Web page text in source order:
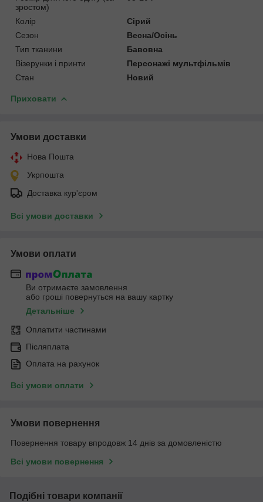
зростом)
Колір
Сірий
Сезон
Весна/Осінь
Тип тканини
Бавовна
Візерунки і принти
Персонажі мультфільмів
Стан
Новий
Приховати
Умови доставки
Нова Пошта
Укрпошта
Доставка кур'єром
Всі умови доставки
Умови оплати
Ви отримаєте замовлення
або гроші повернуться на вашу картку
Детальніше
Оплатити частинами
Післяплата
Оплата на рахунок
Всі умови оплати
Умови повернення
Повернення товару впродовж 14 днів за домовленістю
Всі умови повернення
Подібні товари компанії